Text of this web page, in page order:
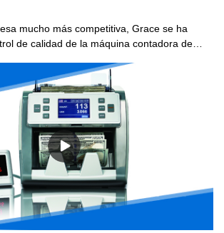
mucho más competitiva, Grace se ha
de calidad de la máquina contadora de